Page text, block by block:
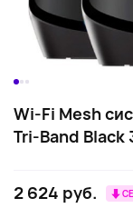
Wi-Fi Mesh
Tri-Band Black
2 624 руб.